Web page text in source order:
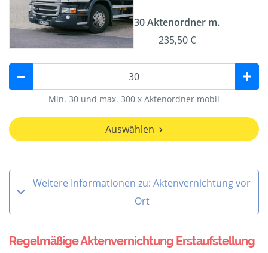
30 Aktenordner m.
235,50 €
Min. 30 und max. 300 x Aktenordner mobil
Auswählen
Weitere Informationen zu: Aktenvernichtung vor
Ort
Regelmäßige Aktenvernichtung Erstaufstellung